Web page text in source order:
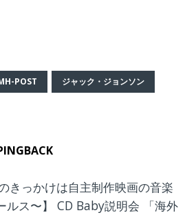
POST ジャック・ジョンソン
きっかけは自主制作映画の音楽
ルス〜】 CD Baby説明会 「海外